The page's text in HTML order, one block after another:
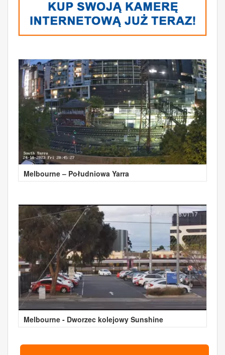
Melbourne – Południowa Yarra
Melbourne - Dworzec kolejowy Sunshine